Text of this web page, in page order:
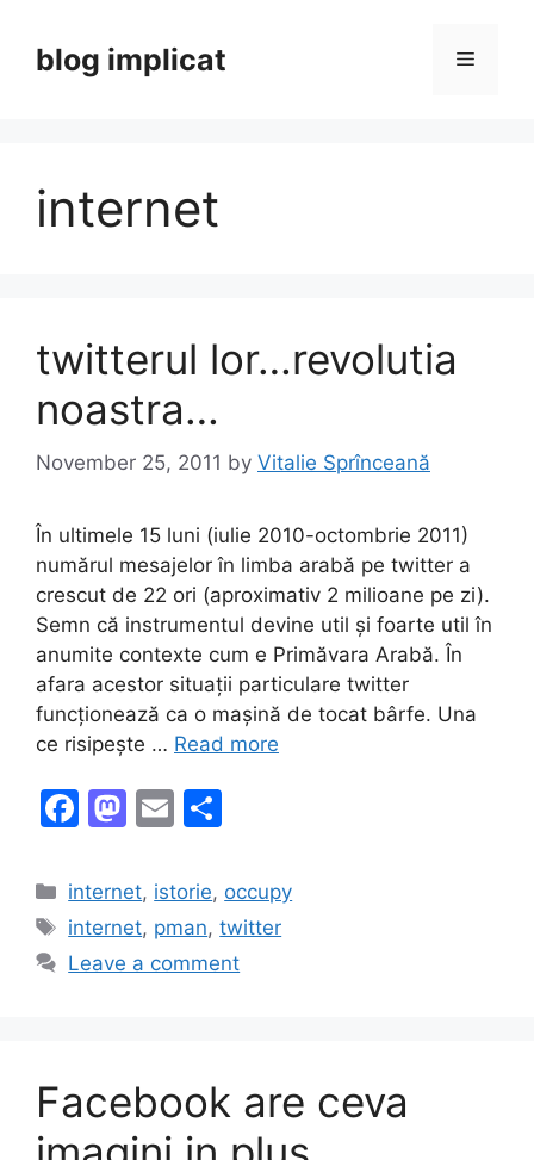
contentblog implicat Menu
internet
twitterul lor…revolutia
noastra…
November 25, 2011 by Vitalie Sprînceană
În ultimele 15 luni (iulie 2010-octombrie 2011)
numărul mesajelor în limba arabă pe twitter a
crescut de 22 ori (aproximativ 2 milioane pe zi).
Semn că instrumentul devine util și foarte util în
anumite contexte cum e Primăvara Arabă. În
afara acestor situații particulare twitter
funcționează ca o mașină de tocat bârfe. Una
ce risipește … Read more
F
c
e
b
M
st
o
d
E
ai
l
ar
e
Categories
internet, istorie, occupy
Tags
internet, pman,twitter
Leave a comment
Facebook are ceva